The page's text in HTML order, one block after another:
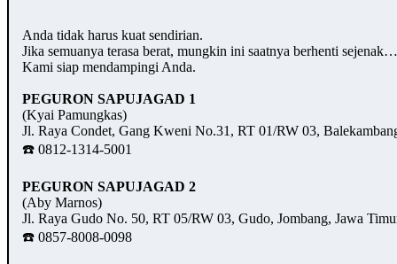
Anda tidak harus kuat sendirian.
Jika semuanya terasa berat, mungkin ini saatnya berhenti
Kami siap mendampingi Anda.
PEGURON SAPUJAGAD 1
(Kyai Pamungkas)
Jl. Raya Condet, Gang Kweni No.31, RT 01/RW 03,
☎️ 0812-1314-5001
PEGURON SAPUJAGAD 2
(Aby Marnos)
Jl. Raya Gudo No. 50, RT 05/RW 03, Gudo, Jombang, Jawa
☎️ 0857-8008-0098